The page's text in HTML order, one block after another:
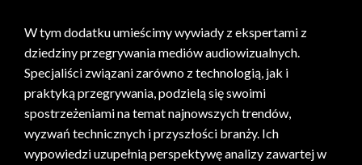
W tym dodatku umieścimy wywiady z ekspertami z
dziedziny przegrywania mediów audiowizualnych.
Specjaliści związani zarówno z technologią, jak i
praktyką przegrywania, podzielą się swoimi
spostrzeżeniami na temat najnowszych trendów,
wyzwań technicznych i przyszłości branży. Ich
wypowiedzi uzupełnią perspektywę analizy zawartej w